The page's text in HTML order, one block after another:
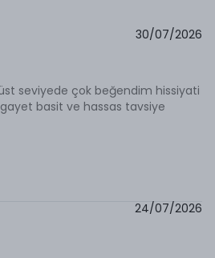
30/07/2026
seviyede çok beğendim hissiyati
basit ve hassas tavsiye
24/07/2026